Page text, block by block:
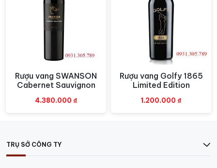
Màu sắc:Rượu có màu đỏ ruby tươi sáng với ánh tím
Xem nhanh
Rượu vang SWANSON
Cabernet Sauvignon
4.380.000 ₫
Xem nhanh
Rượu vang Golfy 1865
Limited Edition
1.200.000 ₫
TRỤ SỞ CÔNG TY